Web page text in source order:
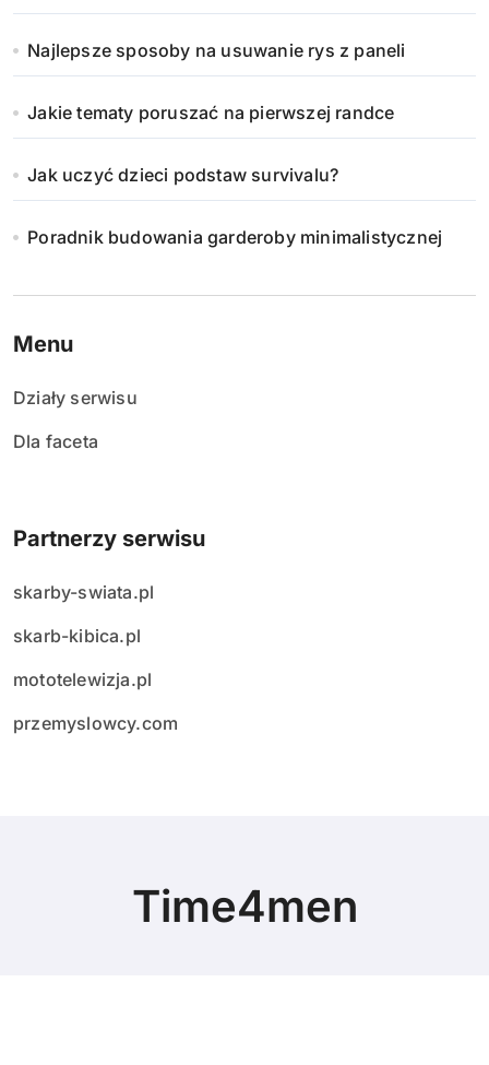
Najlepsze sposoby na usuwanie rys z paneli
Jakie tematy poruszać na pierwszej randce
Jak uczyć dzieci podstaw survivalu?
Poradnik budowania garderoby minimalistycznej
Menu
Działy serwisu
Dla faceta
Partnerzy serwisu
skarby-swiata.pl
skarb-kibica.pl
mototelewizja.pl
przemyslowcy.com
Time4men